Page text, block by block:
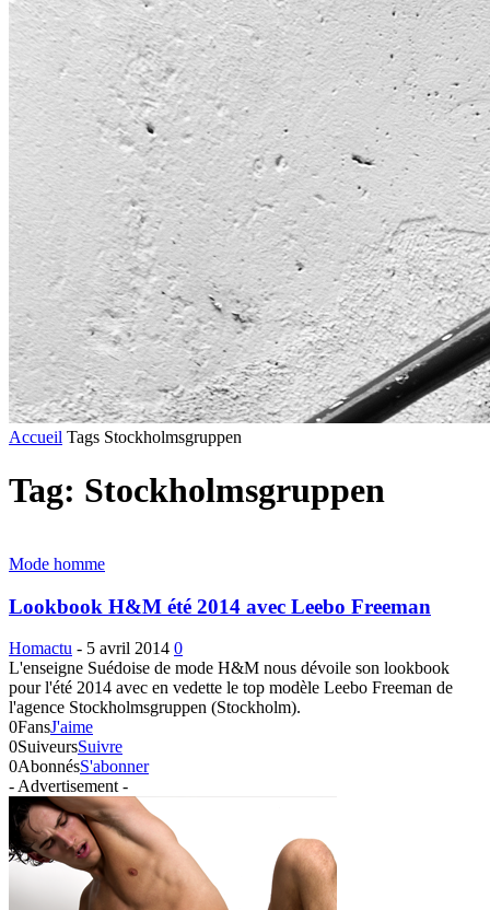
Accueil Tags Stockholmsgruppen
Tag: Stockholmsgruppen
Mode homme
Lookbook H&M été 2014 avec Leebo Freeman
Homactu - 5 avril 2014 0
L'enseigne Suédoise de mode H&M nous dévoile son lookbook
pour l'été 2014 avec en vedette le top modèle Leebo Freeman de
l'agence Stockholmsgruppen (Stockholm).
0FansJ'aime
0SuiveursSuivre
0AbonnésS'abonner
- Advertisement -